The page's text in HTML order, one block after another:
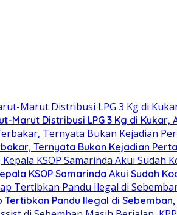
Marut Distribusi LPG 3 Kg di
Ternyata Bukan Kejadian
KSOP Samarinda Akui Sudah
Tertibkan Pandu Ilegal di